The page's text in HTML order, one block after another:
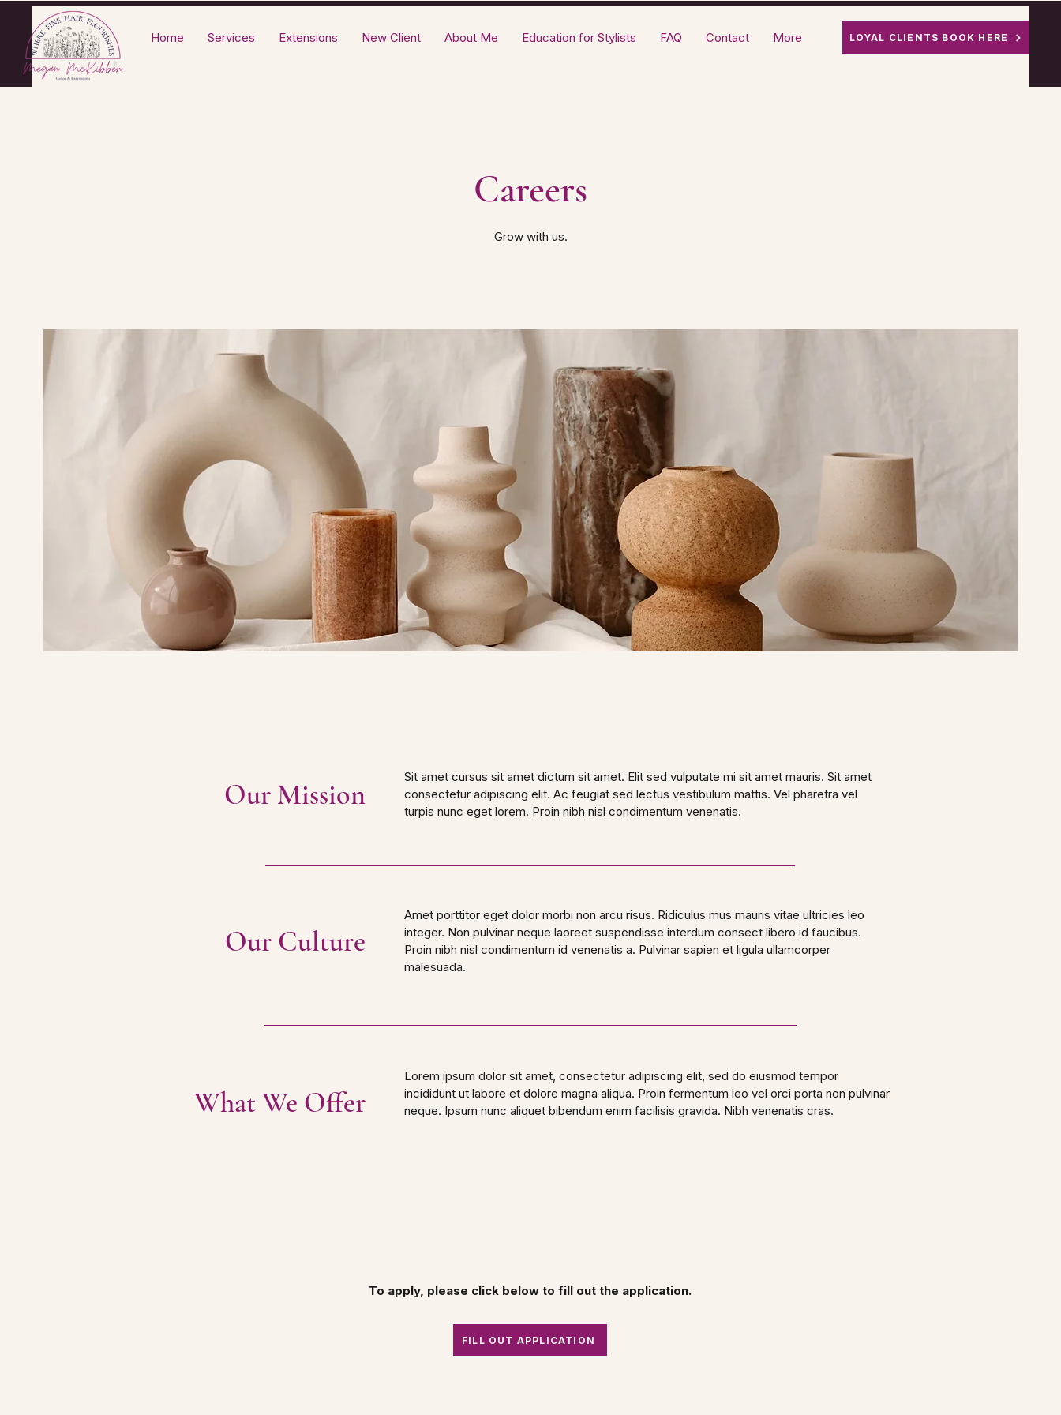
Home Services Extensions New Client About Me Education for Stylists FAQ Contact More LOYAL CLIENTS BOOK HERE
Careers
Grow with us.
Our Mission
Sit amet cursus sit amet dictum sit amet. Elit sed vulputate mi sit amet mauris. Sit amet
consectetur adipiscing elit. Ac feugiat sed lectus vestibulum mattis. Vel pharetra vel
turpis nunc eget lorem. Proin nibh nisl condimentum venenatis.
Our Culture
Amet porttitor eget dolor morbi non arcu risus. Ridiculus mus mauris vitae ultricies leo
integer. Non pulvinar neque laoreet suspendisse interdum consect libero id faucibus.
Proin nibh nisl condimentum id venenatis a. Pulvinar sapien et ligula ullamcorper
malesuada.
What We Offer
Lorem ipsum dolor sit amet, consectetur adipiscing elit, sed do eiusmod tempor
incididunt ut labore et dolore magna aliqua. Proin fermentum leo vel orci porta non pulvinar
neque. Ipsum nunc aliquet bibendum enim facilisis gravida. Nibh venenatis cras.
To apply, please click below to fill out the application.
FILL OUT APPLICATION